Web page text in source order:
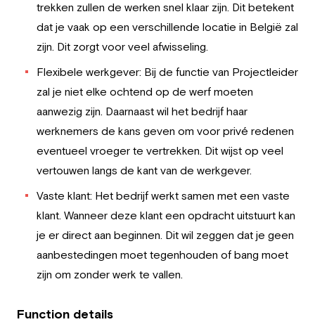
trekken zullen de werken snel klaar zijn. Dit betekent
dat je vaak op een verschillende locatie in België zal
zijn. Dit zorgt voor veel afwisseling.
Flexibele werkgever: Bij de functie van Projectleider
zal je niet elke ochtend op de werf moeten
aanwezig zijn. Daarnaast wil het bedrijf haar
werknemers de kans geven om voor privé redenen
eventueel vroeger te vertrekken. Dit wijst op veel
vertouwen langs de kant van de werkgever.
Vaste klant: Het bedrijf werkt samen met een vaste
klant. Wanneer deze klant een opdracht uitstuurt kan
je er direct aan beginnen. Dit wil zeggen dat je geen
aanbestedingen moet tegenhouden of bang moet
zijn om zonder werk te vallen.
Function details